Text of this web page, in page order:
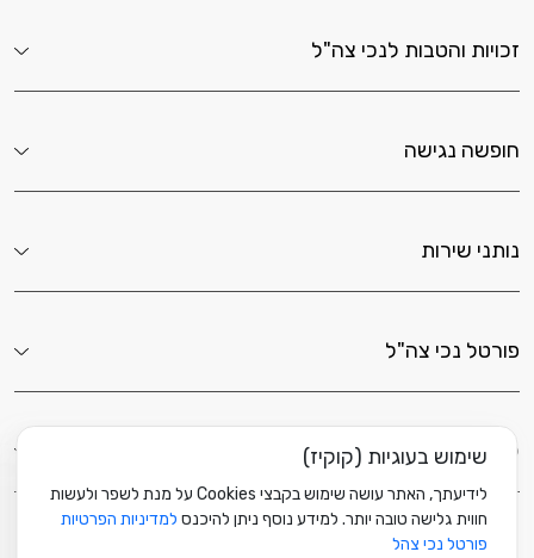
שימוש בעוגיות (קוקיז)
לידיעתך, האתר עושה שימוש בקבצי Cookies על מנת לשפר ולעשות
חווית גלישה טובה יותר. למידע נוסף ניתן להיכנס למדיניות הפרטיות
פורטל נכי צהל
זכויות והטבות לנכי צה"ל
חופשה נגישה
נותני שירות
פורטל נכי צה"ל
לשירותך כאן